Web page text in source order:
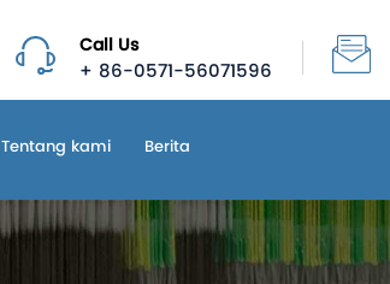
Call Us
+ 86-0571-56071596
Tentang kami Berita